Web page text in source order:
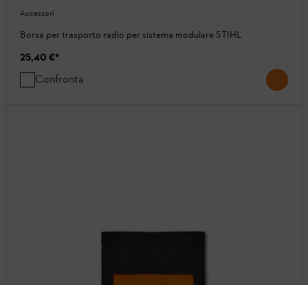
Accessori
Borsa per trasporto radio per sistema modulare STIHL
25,40 €*
Confronta